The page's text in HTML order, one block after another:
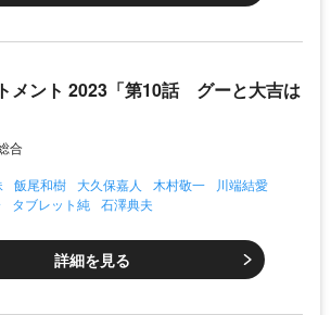
メント 2023「第10話 グーと大吉は
合
飯尾和樹 大久保嘉人 木村敬一
川端結愛
タブレット純 石澤典夫
詳細を見る